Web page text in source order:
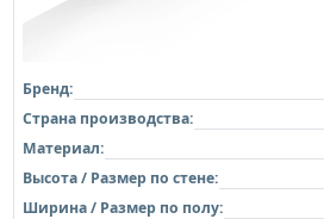
Бренд:
Страна производства:
Материал:
Высота / Размер по стене:
Ширина / Размер по полу: